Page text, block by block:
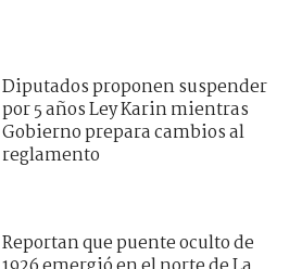
Diputados proponen suspender
por 5 años Ley Karin mientras
Gobierno prepara cambios al
reglamento
Reportan que puente oculto de